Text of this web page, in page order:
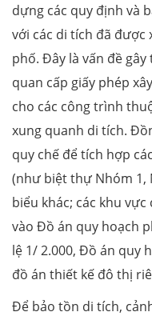
dựng các quy định và
với các di tích đã được
phố. Đây là vấn đề
quan cấp giấy phép
cho các công trình
xung quanh di tích.
quy chế để tích hợp
(như biệt thự Nhóm 1,
biểu khác; các khu
vào Đồ án quy hoạch
lệ 1/ 2.000, Đồ án quy
đồ án thiết kế đô thị
Để bảo tồn di tích,